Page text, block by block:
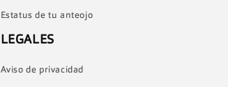
Estatus de tu anteojo
LEGALES
Aviso de privacidad